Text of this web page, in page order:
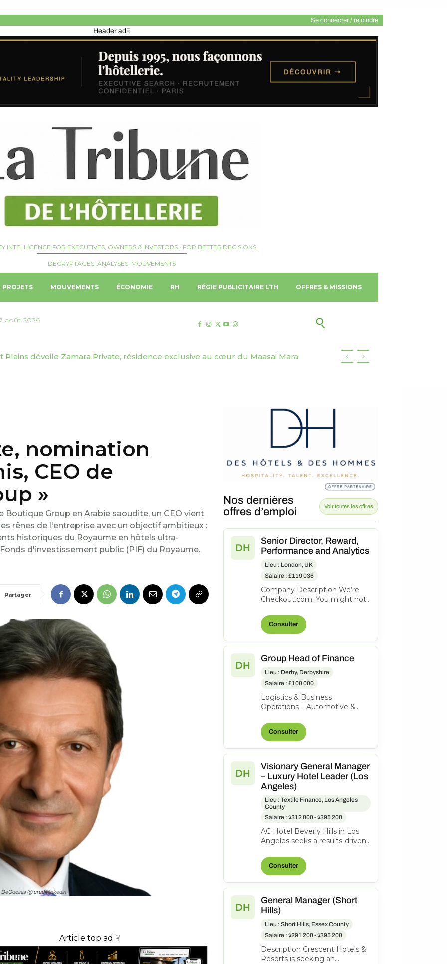
Se connecter / rejoindre
Header ad☟
INTELLIGENCE FOR EXECUTIVES, OWNERS & INVESTORS • FOR BETTER DECISIONS.
DÉCRYPTAGES, ANALYSES, MOUVEMENTS
PROJETS MOUVEMENTS ÉCONOMIE RH RÉGIE PUBLICITAIRE LTH OFFRES & MISSIONS
août 2026
dévoile Zamara Private, résidence exclusive au cœur du Maasai Mara
Crepelliere nommé Hotel Manager du Langham, Gold Coast
nomination
CEO de
»
Boutique Group en Arabie saoudite, un CEO vient
rênes de l'entreprise avec un objectif ambitieux :
historiques du Royaume en hôtels ultra-
d'investissement public (PIF) du Royaume.
Partager
DeCocinis @ credit linkedin
Article top ad ☟
Nos dernières
offres d’emploi
Voir toutes les offres
DH
Senior Director, Reward,
Performance and Analytics
Lieu : London, UK
Salaire : £119 036
Company Description We’re
Checkout.com. You might not
companies like eBay, Spotify,
Klarna, Uber,...
Consulter
DH
Group Head of Finance
Lieu : Derby, Derbyshire
Salaire : £100 000
Logistics & Business
Operations – Automotive &
Product | Private Equity-
Backed Our client is a...
Consulter
DH
Visionary General Manager
– Luxury Hotel Leader (Los
Angeles)
Lieu : Textile Finance, Los Angeles
County
Salaire : $312 000 - $395 200
AC Hotel Beverly Hills in Los
Angeles seeks a results-driven
200-room lifestyle hotel and...
Consulter
DH
General Manager (Short
Hills)
Lieu : Short Hills, Essex County
Salaire : $291 200 - $395 200
Description Crescent Hotels &
Resorts is seeking an